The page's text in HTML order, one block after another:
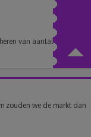
van aantal mooie blogs
zouden we de markt dan